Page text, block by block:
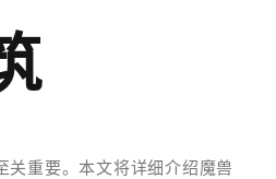
关重要。本文将详细介绍魔兽